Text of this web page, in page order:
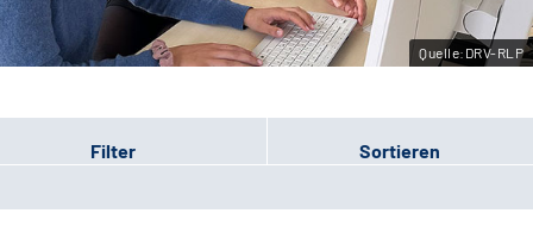
Gebärdensprache
Quelle:DRV-RLP
Filter Sortieren